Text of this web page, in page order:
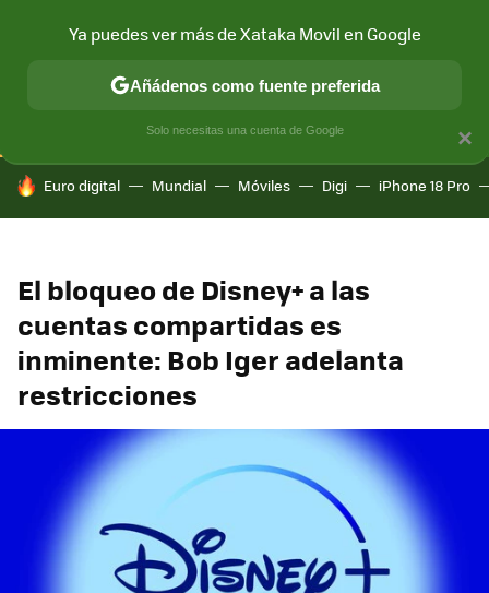
CONECTIVIDAD MÓVIL Y SOCIEDAD APLICACIONES
HOY SE HABLA DE
Euro digital Mundial Móviles Digi iPhone 18 Pro
El bloqueo de Disney+ a las
cuentas compartidas es
inminente: Bob Iger adelanta
restricciones
×
Ya puedes ver más de Xataka Movil en Google
Añádenos como fuente preferida
Solo necesitas una cuenta de Google